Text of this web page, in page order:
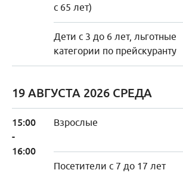
с 65 лет)
Дети с 3 до 6 лет, льготные
категории по прейскуранту
19 АВГУСТА 2026 СРЕДА
15:00
-
16:00
Взрослые
Посетители с 7 до 17 лет